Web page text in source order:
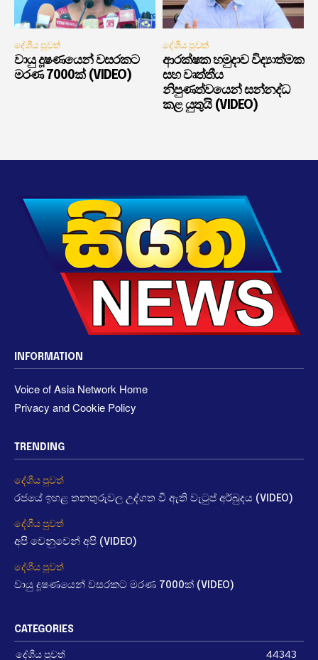
දේශීය පුවත්
වායු දූෂණයෙන් වසරකට
මරණ 7000ක් (VIDEO)
දේශීය පුවත්
ආරක්ෂක හමුදාව විද්‍යාත්මක
සහ වෘත්තීය
නිපුණත්වයෙන් සන්නද්ධ
කළ යුතුයි (VIDEO)
INFORMATION
Voice of Asia Network Home
Privacy and Cookie Policy
TRENDING
දේශීය පුවත්
රජයේ ඉහළ තනතුරුවල උද්ගත වී ඇති වැටුප් අර්බුදය (VIDEO)
දේශීය පුවත්
අපි වෙනුවෙන් අපි (VIDEO)
දේශීය පුවත්
වායු දූෂණයෙන් වසරකට මරණ 7000ක් (VIDEO)
CATEGORIES
දේශීය පුවත් 44343